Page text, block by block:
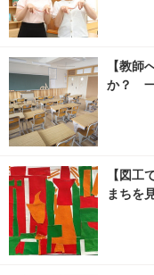
【教師
か？ 一
【図工
まちを